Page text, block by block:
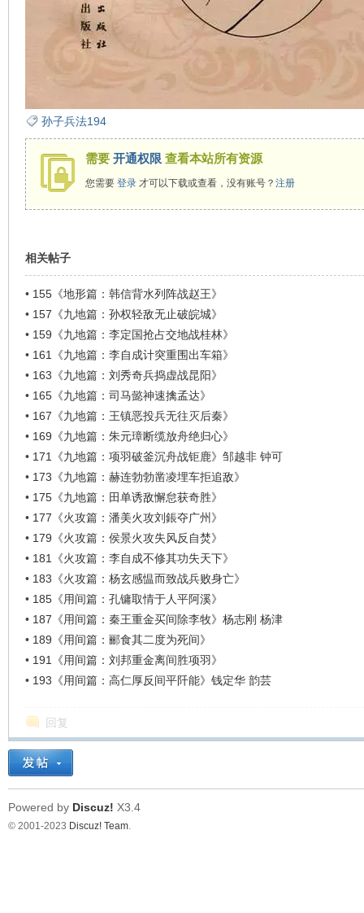
孙子兵法194
需要 开通权限 查看本站所有资源
您需要 登录才可以下载或查看，没有账号？ 注册
相关帖子
• 155《地形篇：韩信背水列阵战赵王》
• 157《九地篇：孙权轻敌无止破皖城》
• 159《九地篇：李定国抢占交地战桂林》
• 161《九地篇：李自成计突重围出车箱》
• 163《九地篇：刘秀奇兵捣虚战昆阳》
• 165《九地篇：司马懿神速擒孟达》
• 167《九地篇：王镇恶投兵无往灭后秦》
• 169《九地篇：朱元璋断缆放舟绝归心》
• 171《九地篇：项羽破釜沉舟战钜鹿》邹越非 钟可
• 173《九地篇：赫连勃勃凿凌埋车拒追敌》
• 175《九地篇：田单诱敌懈怠获奇胜》
• 177《火攻篇：潘美火攻刘鋹夺广州》
• 179《火攻篇：侯景火攻失风反自焚》
• 181《火攻篇：李自成不修其功失天下》
• 183《火攻篇：杨玄感愠而致战兵败身亡》
• 185《用间篇：孔镛取情于人平阿溪》
• 187《用间篇：秦王重金买间除李牧》杨志刚 杨津
• 189《用间篇：郦食其二度为死间》
• 191《用间篇：刘邦重金离间胜项羽》
• 193《用间篇：高仁厚反间平阡能》钱定华 韵芸
回复
Powered by Discuz! X3.4
© 2001-2023 Discuz! Team.